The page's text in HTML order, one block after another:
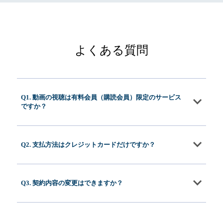
よくある質問
Q1. 動画の視聴は有料会員（購読会員）限定のサービス
ですか？
Q2. 支払方法はクレジットカードだけですか？
Q3. 契約内容の変更はできますか？